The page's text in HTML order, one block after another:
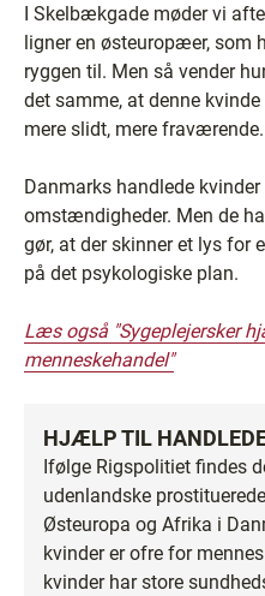
I Skelbækgade møder vi
ligner en østeuropæer, som
ryggen til. Men så vender
det samme, at denne
mere slidt, mere
Danmarks handlede
omstændigheder. Men de
gør, at der skinner et lys for
på det psykologiske plan.
Læs også "Sygeplejersker
menneskehandel"
HJÆLP TIL
Ifølge Rigspolitiet findes
udenlandske
Østeuropa og Afrika i
kvinder er ofre for
kvinder har store